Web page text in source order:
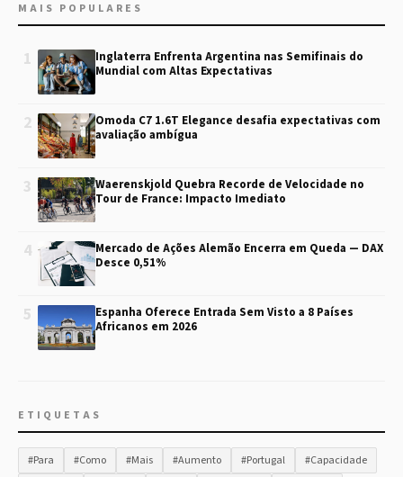
MAIS POPULARES
1
Inglaterra Enfrenta Argentina nas Semifinais do
Mundial com Altas Expectativas
2
Omoda C7 1.6T Elegance desafia expectativas com
avaliação ambígua
3
Waerenskjold Quebra Recorde de Velocidade no
Tour de France: Impacto Imediato
4
Mercado de Ações Alemão Encerra em Queda — DAX
Desce 0,51%
5
Espanha Oferece Entrada Sem Visto a 8 Países
Africanos em 2026
ETIQUETAS
#Para #Como #Mais #Aumento #Portugal
#Capacidade